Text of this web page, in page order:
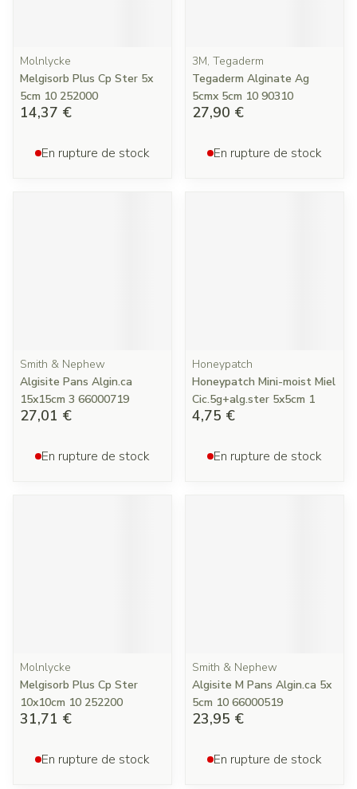
Molnlycke
Melgisorb Plus Cp Ster 5x
5cm 10 252000
14,37 €
En rupture de stock
3M, Tegaderm
Tegaderm Alginate Ag
5cmx 5cm 10 90310
27,90 €
En rupture de stock
Smith & Nephew
Algisite Pans Algin.ca
15x15cm 3 66000719
27,01 €
En rupture de stock
Honeypatch
Honeypatch Mini-moist Miel
Cic.5g+alg.ster 5x5cm 1
4,75 €
En rupture de stock
Molnlycke
Melgisorb Plus Cp Ster
10x10cm 10 252200
31,71 €
En rupture de stock
Smith & Nephew
Algisite M Pans Algin.ca 5x
5cm 10 66000519
23,95 €
En rupture de stock